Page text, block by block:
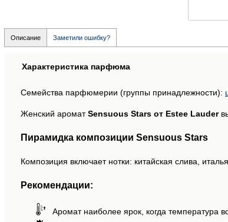
Описание Заметили ошибку?
Характеристика парфюма
Семейства парфюмерии (группы принадлежности):
Женский ароматSensuous Stars от Estee Lauder
Пирамидка композиции Sensuous Stars
Композиция включает нотки: китайская слива,
Рекомендации:
Аромат наиболее ярок, когда температура